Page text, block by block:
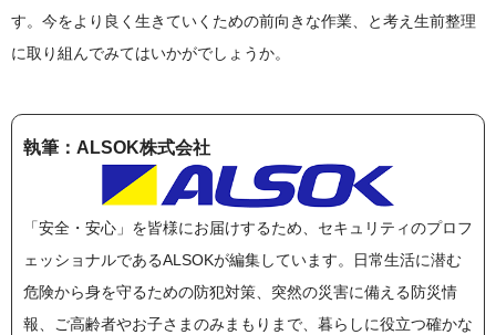
す。今をより良く生きていくための前向きな作業、と考え生前整理
に取り組んでみてはいかがでしょうか。
執筆：ALSOK株式会社
「安全・安心」を皆様にお届けするため、セキュリティのプロフ
ェッショナルであるALSOKが編集しています。日常生活に潜む
危険から身を守るための防犯対策、突然の災害に備える防災情
報、ご高齢者やお子さまのみまもりまで、暮らしに役立つ確かな